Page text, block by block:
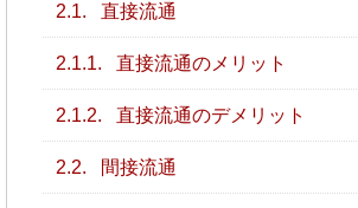
2.1. 直接流通
2.1.1. 直接流通のメリット
2.1.2. 直接流通のデメリット
2.2. 間接流通